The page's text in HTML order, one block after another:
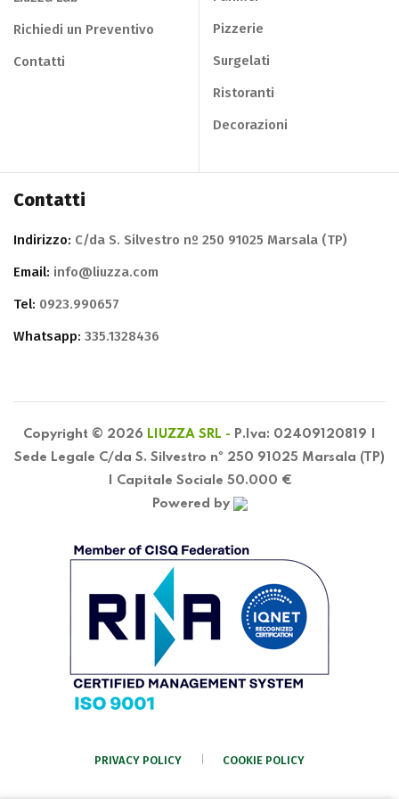
Richiedi un Preventivo
Contatti
Pizzerie
Surgelati
Ristoranti
Decorazioni
Contatti
Indirizzo: C/da S. Silvestro nº 250 91025 Marsala (TP)
Email: info@liuzza.com
Tel: 0923.990657
Whatsapp: 335.1328436
Copyright © 2026 LIUZZA SRL - P.Iva: 02409120819 |
Sede Legale C/da S. Silvestro nº 250 91025 Marsala (TP)
| Capitale Sociale 50.000 €
Powered by
PRIVACY POLICY COOKIE POLICY